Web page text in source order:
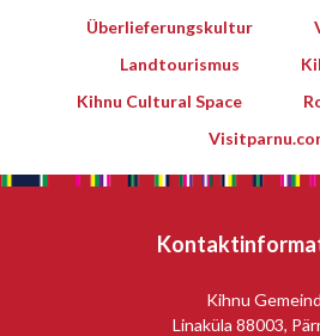
Überlieferungskultur
Landtourismus
Kihnu Cultural Space
Kihnu
Linaküla 88003,